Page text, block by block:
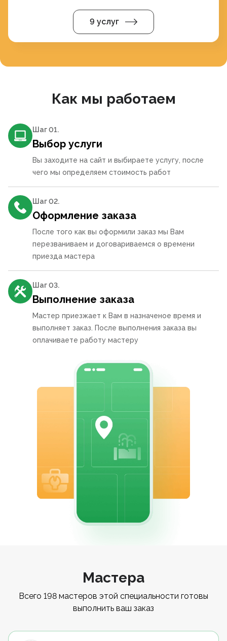
9 услуг
Как мы работаем
Шаг 01.
Выбор услуги
Вы заходите на сайт и выбираете услугу, после
чего мы определяем стоимость работ
Шаг 02.
Оформление заказа
После того как вы оформили заказ мы Вам
перезваниваем и договариваемся о времени
приезда мастера
Шаг 03.
Выполнение заказа
Мастер приезжает к Вам в назначеное время и
выполняет заказ. После выполнения заказа вы
оплачиваете работу мастеру
Мастера
Всего 198 мастеров этой специальности готовы
выполнить ваш заказ